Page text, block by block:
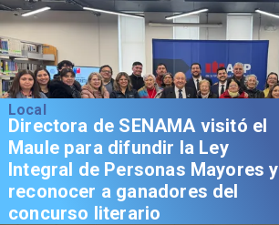
Local
Directora de SENAMA visitó el
Maule para difundir la Ley
Integral de Personas Mayores y
reconocer a ganadores del
concurso literario